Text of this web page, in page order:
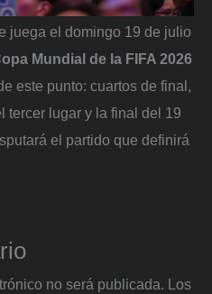
juega el domingo 19 de julio
Mundial de la FIFA 2026
este punto: cuartos de final,
tercer lugar y la final del 19
el partido que definirá
no será publicada. Los